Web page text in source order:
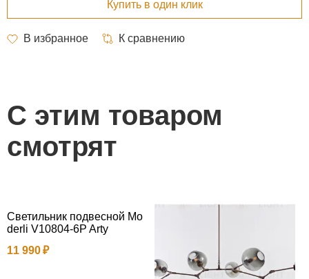
С этим товаром
смотрят
Светильник подвесной Mo
derli V10804-6P Arty
11 990